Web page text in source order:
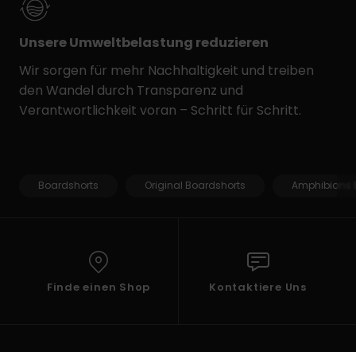
Unsere Umweltbelastung reduzieren
Wir sorgen für mehr Nachhaltigkeit und treiben
den Wandel durch Transparenz und
Verantwortlichkeit voran – Schritt für Schritt.
Boardshorts Original Boardshorts Amphibians
Finde einen Shop Kontaktiere Uns